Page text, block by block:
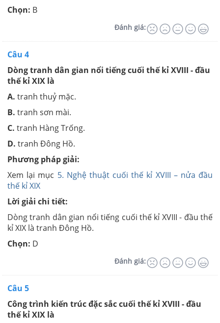
Chọn: B
Đánh giá:
Câu 4
Dòng tranh dân gian nổi tiếng cuối thế kỉ XVIII - đầu
thế kỉ XIX là
A. tranh thuỷ mặc.
B. tranh sơn mài.
C. tranh Hàng Trống.
D. tranh Đông Hồ.
Phương pháp giải:
Xem lại mục 5. Nghệ thuật cuối thế kỉ XVIII – nửa đầu
thế kỉ XIX
Lời giải chi tiết:
Dòng tranh dân gian nổi tiếng cuối thế kỉ XVIII - đầu thế
kỉ XIX là tranh Đông Hồ.
Chọn: D
Đánh giá:
Câu 5
Công trình kiến trúc đặc sắc cuối thế kỉ XVIII - đầu
thế kỉ XIX là